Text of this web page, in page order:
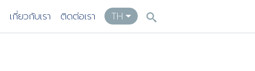
เกี่ยวกับเรา ติดต่อเรา TH